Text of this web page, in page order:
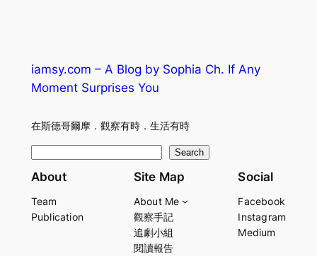
iamsy.com – A Blog by Sophia Ch. If Any
Moment Surprises You
在斯德哥爾摩．觀察有時．生活有時
e
r
Search
About
Team
Publication
Site Map
About Me
觀察手記
追劇小組
閱讀報告
Social
Facebook
Instagram
Medium